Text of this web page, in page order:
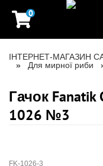
0
ІНТЕРНЕТ-МАГАЗИН
Для мирної риби
Гачок Fanatik
1026 №3
FK-1026-3